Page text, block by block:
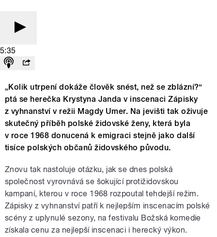
5:35
„Kolik utrpení dokáže člověk snést, než se zblázní?“
ptá se herečka Krystyna Janda v inscenaci Zápisky
z vyhnanství v režii Magdy Umer. Na jevišti tak oživuje
skutečný příběh polské židovské ženy, která byla
v roce 1968 donucená k emigraci stejně jako další
tisíce polských občanů židovského původu.
Znovu tak nastoluje otázku, jak se dnes polská
společnost vyrovnává se šokující protižidovskou
kampaní, kterou v roce 1968 rozpoutal tehdejší režim.
Zápisky z vyhnanství patří k nejlepším inscenacím polské
scény z uplynulé sezony, na festivalu Božská komedie
získala cenu za nejlepší inscenaci i herecký výkon.